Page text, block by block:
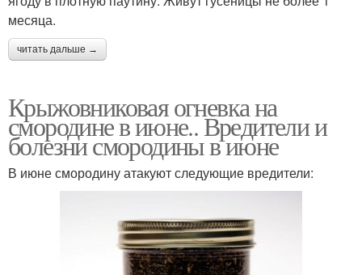
месяца.
читать дальше →
Крыжовниковая огневка на
смородине в июне.. Вредители и
болезни смородины в июне
В июне смородину атакуют следующие вредители: